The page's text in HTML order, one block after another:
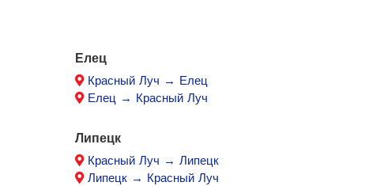
Елец
Красный Луч → Елец
Елец → Красный Луч
Липецк
Красный Луч → Липецк
Липецк → Красный Луч